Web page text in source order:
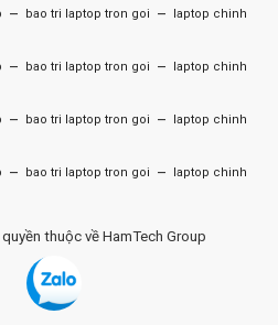
– bao tri laptop tron goi –
laptop chinh
– bao tri laptop tron goi –
laptop chinh
– bao tri laptop tron goi –
laptop chinh
– bao tri laptop tron goi –
laptop chinh
thuộc về HamTech Group